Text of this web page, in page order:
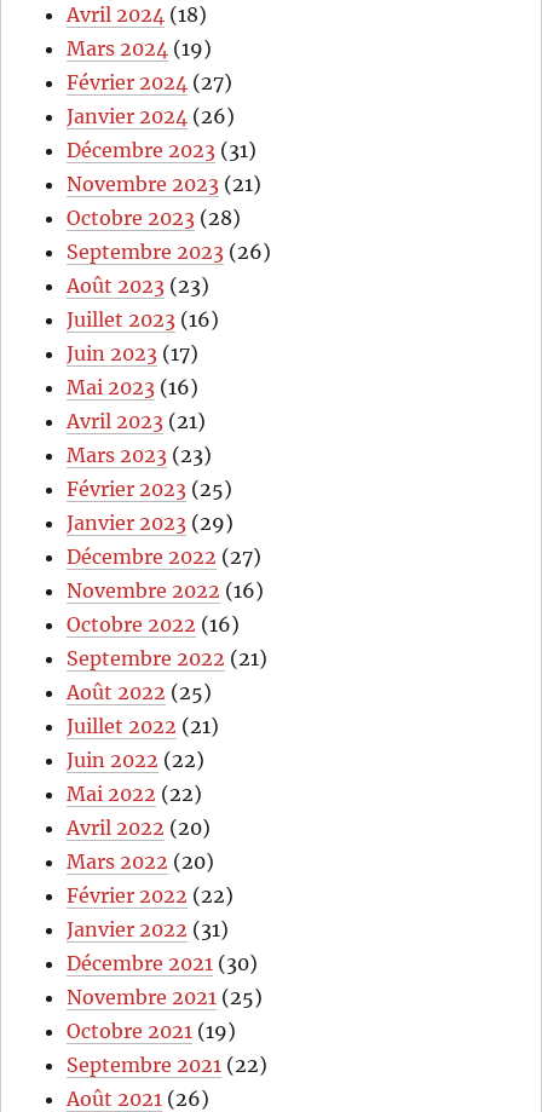
Avril 2024 (18)
Mars 2024 (19)
Février 2024 (27)
Janvier 2024 (26)
Décembre 2023 (31)
Novembre 2023 (21)
Octobre 2023 (28)
Septembre 2023 (26)
Août 2023 (23)
Juillet 2023 (16)
Juin 2023 (17)
Mai 2023 (16)
Avril 2023 (21)
Mars 2023 (23)
Février 2023 (25)
Janvier 2023 (29)
Décembre 2022 (27)
Novembre 2022 (16)
Octobre 2022 (16)
Septembre 2022 (21)
Août 2022 (25)
Juillet 2022 (21)
Juin 2022 (22)
Mai 2022 (22)
Avril 2022 (20)
Mars 2022 (20)
Février 2022 (22)
Janvier 2022 (31)
Décembre 2021 (30)
Novembre 2021 (25)
Octobre 2021 (19)
Septembre 2021 (22)
Août 2021 (26)